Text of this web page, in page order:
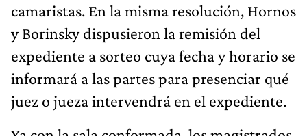
camaristas. En la misma resolución, Hornos
y Borinsky dispusieron la remisión del
expediente a sorteo cuya fecha y horario se
informará a las partes para presenciar qué
juez o jueza intervendrá en el expediente.